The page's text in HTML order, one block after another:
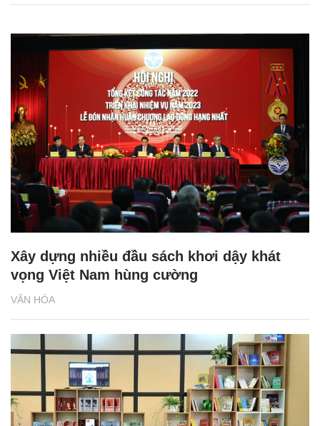
VĂN HÓA
Xây dựng nhiều đầu sách khơi dậy khát
vọng Việt Nam hùng cường